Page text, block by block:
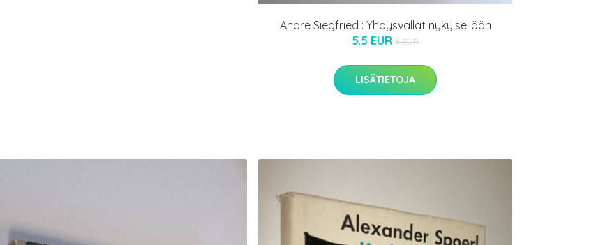
Andre Siegfried : Yhdysvallat nykyisellään
5.5 EUR 8 EUR
LISÄTIETOJA